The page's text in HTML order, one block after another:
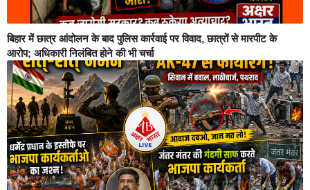
बिहार में छात्र आंदोलन के बाद पुलिस कार्रवाई पर विवाद, छात्रों से मारपीट के
आरोप; अधिकारी निलंबित होने की भी चर्चा